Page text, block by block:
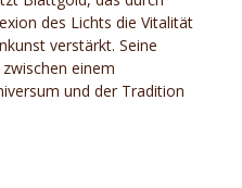
des Lichts die Vitalität
verstärkt. Seine
einem
und der Tradition